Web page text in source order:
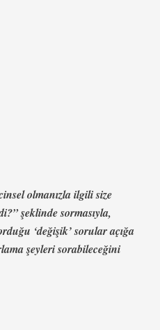
olmanızla ilgili size
şeklinde sormasıyla,
‘değişik’ sorular açığa
şeyleri sorabileceğini